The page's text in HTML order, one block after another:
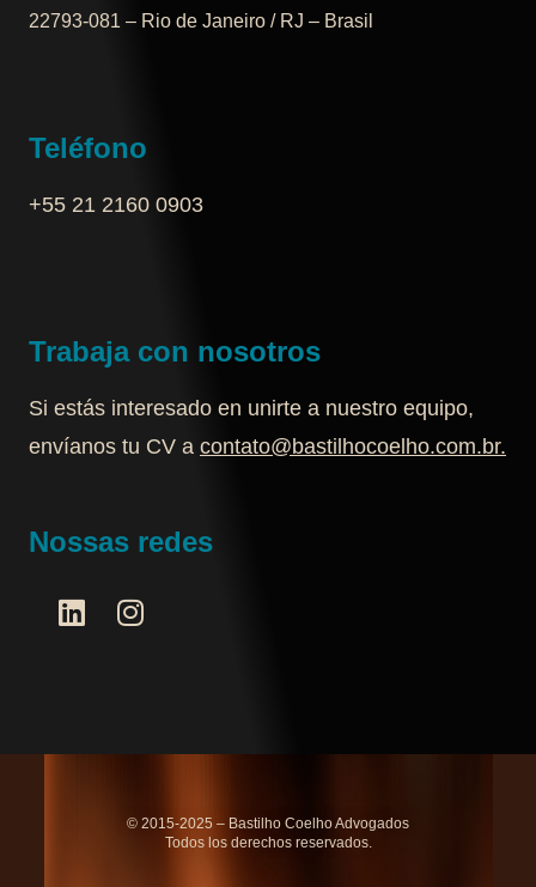
22793-081 – Rio de Janeiro / RJ – Brasil
Teléfono
+55 21 2160 0903‬
Trabaja con nosotros
Si estás interesado en unirte a nuestro equipo,
envíanos tu CV a contato@bastilhocoelho.com.br.
Nossas redes
© 2015-2025 – Bastilho Coelho Advogados
Todos los derechos reservados.